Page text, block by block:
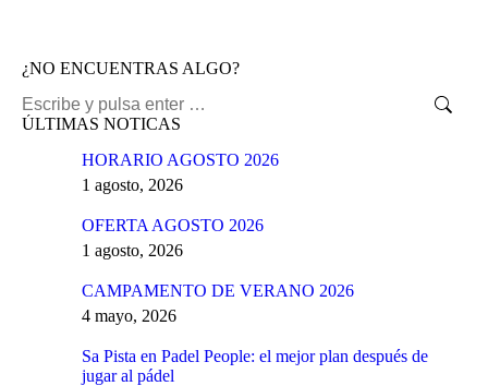
¿NO ENCUENTRAS ALGO?
Buscar:
ÚLTIMAS NOTICAS
HORARIO AGOSTO 2026
1 agosto, 2026
OFERTA AGOSTO 2026
1 agosto, 2026
CAMPAMENTO DE VERANO 2026
4 mayo, 2026
Sa Pista en Padel People: el mejor plan después de
jugar al pádel